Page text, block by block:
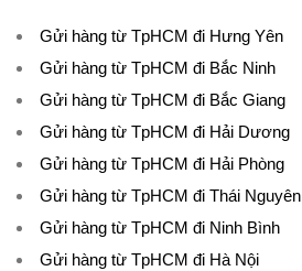
Gửi hàng từ TpHCM đi Hưng Yên
Gửi hàng từ TpHCM đi Bắc Ninh
Gửi hàng từ TpHCM đi Bắc Giang
Gửi hàng từ TpHCM đi Hải Dương
Gửi hàng từ TpHCM đi Hải Phòng
Gửi hàng từ TpHCM đi Thái Nguyên
Gửi hàng từ TpHCM đi Ninh Bình
Gửi hàng từ TpHCM đi Hà Nội